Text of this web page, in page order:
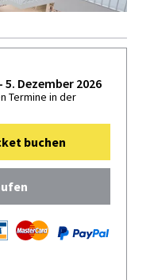
Dezember 2026
Termine in der
buchen